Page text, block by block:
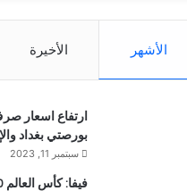
عشوائي
الأشهر الأخيرة
ارتفاع اسعار
بورصتي بغداد
سبتمبر 11, 2023